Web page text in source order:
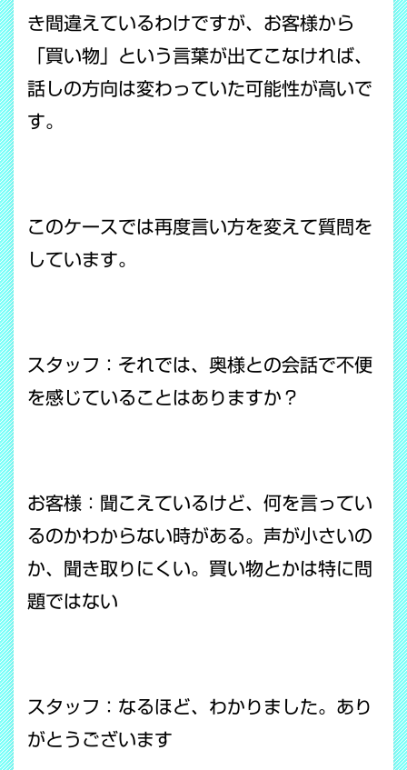
き間違えているわけですが、お客様から
「買い物」という言葉が出てこなければ、
話しの方向は変わっていた可能性が高いで
す。
このケースでは再度言い方を変えて質問を
しています。
スタッフ：それでは、奥様との会話で不便
を感じていることはありますか？
お客様：聞こえているけど、何を言ってい
るのかわからない時がある。声が小さいの
か、聞き取りにくい。買い物とかは特に問
題ではない
スタッフ：なるほど、わかりました。あり
がとうございます